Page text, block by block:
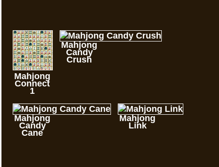
Mahjong
Connect
1
Mahjong
Candy
Crush
Mahjong
Candy
Cane
Mahjong
Link